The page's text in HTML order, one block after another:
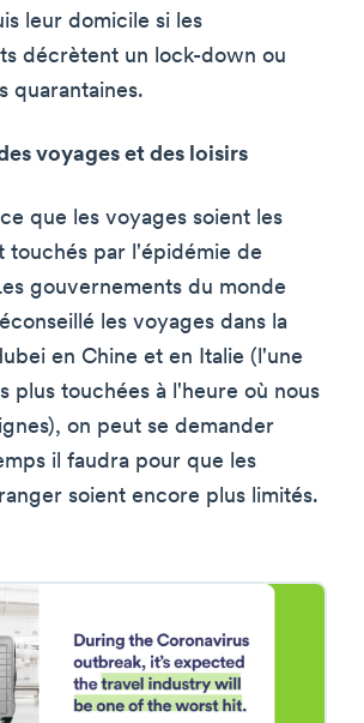
leur domicile si les
décrètent un lock-down ou
quarantaines.
voyages et des loisirs
que les voyages soient les
touchés par l'épidémie de
gouvernements du monde
les voyages dans la
en Chine et en Italie (l'une
plus touchées à l'heure où nous
on peut se demander
il faudra pour que les
soient encore plus limités.